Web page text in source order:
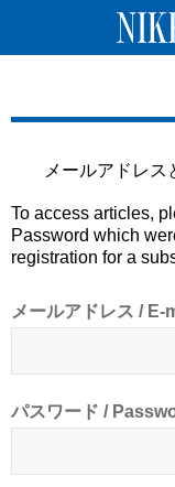
メールアドレス
To access articles,
Password which
registration for a
メールアドレス / E-
パスワード /